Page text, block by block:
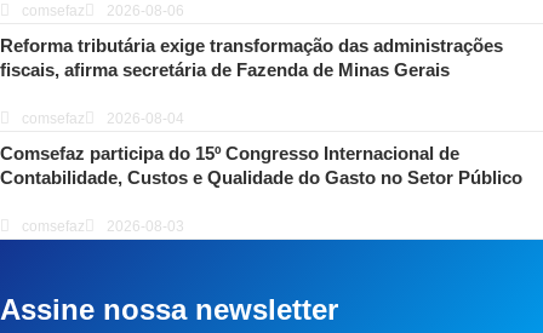
comsefaz 2026-08-06
Reforma tributária exige transformação das administrações
fiscais, afirma secretária de Fazenda de Minas Gerais
comsefaz 2026-08-04
Comsefaz participa do 15º Congresso Internacional de
Contabilidade, Custos e Qualidade do Gasto no Setor Público
comsefaz 2026-08-03
Assine nossa newsletter